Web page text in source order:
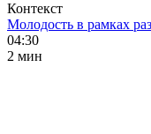
Контекст
Молодость в рамках
04:30
2 мин